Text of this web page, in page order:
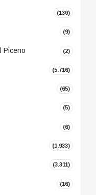
(130)
(9)
Piceno (2)
(5.716)
(65)
(5)
(6)
(1.933)
(3.311)
(16)